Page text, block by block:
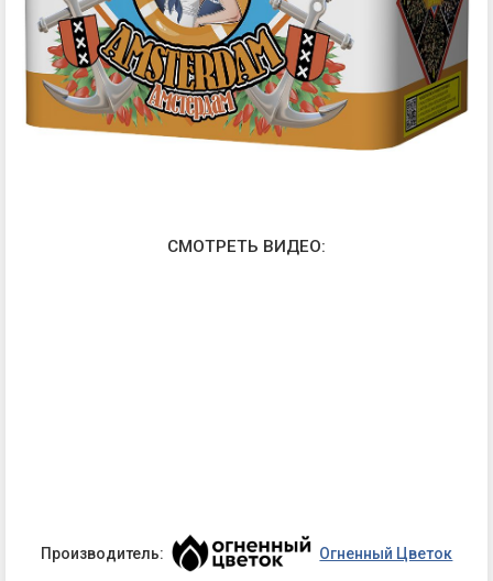
СМОТРЕТЬ ВИДЕО:
Производитель: Огненный Цветок